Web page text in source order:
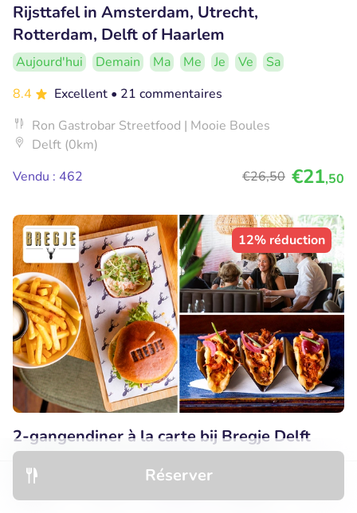
Réserver
Rijsttafel in Amsterdam, Utrecht,
Rotterdam, Delft of Haarlem
Aujourd'hui Demain Ma Me Je Ve
Sa
8.4
Excellent • 21 commentaires
Ron Gastrobar Streetfood | Mooie Boules
Delft (0km)
Vendu : 462
€26,50 €21,50
12% réduction
2-gangendiner à la carte bij Bregje Delft
Aujourd'hui Ma
Deal très populaire